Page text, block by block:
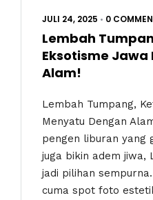
JULI 24, 2025 • 0
Lembah
Eksotisme
Alam!
Lembah Tumpang,
Menyatu Dengan
pengen liburan yang
juga bikin adem jiwa,
jadi pilihan
cuma spot foto